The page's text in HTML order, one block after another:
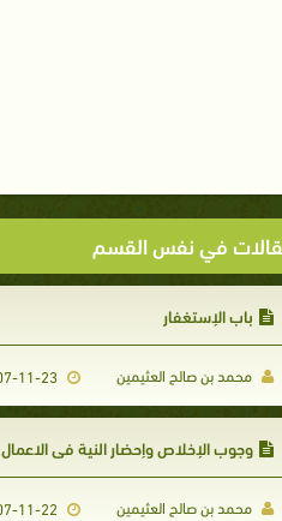
في نفس القسم
باب الإستغفار
محمد بن صالح العثيمين
وجوب الإخلاص وإحضار النية في الاعمال
محمد بن صالح العثيمين